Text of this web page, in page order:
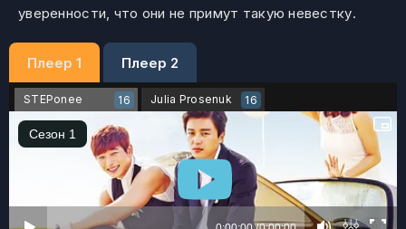
уверенности, что они не примут такую невестку.
Плеер 1 Плеер 2
STEPonee 16 Julia Prosenuk 16